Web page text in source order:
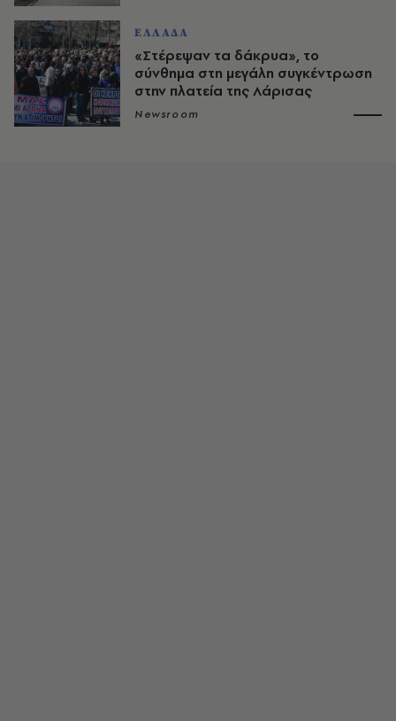
ΕΛΛΑΔΑ
«Στέρεψαν τα δάκρυα», το
σύνθημα στη μεγάλη συγκέντρωση
στην πλατεία της Λάρισας
Newsroom